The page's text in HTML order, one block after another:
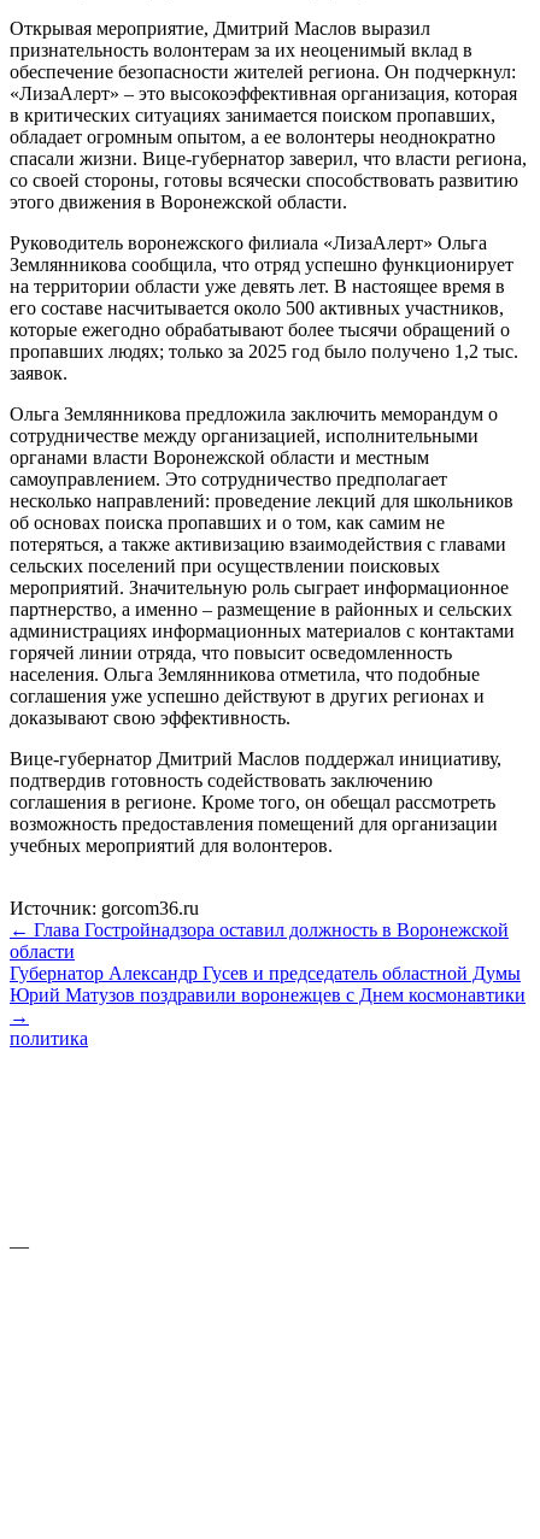
Открывая мероприятие, Дмитрий Маслов выразил
признательность волонтерам за их неоценимый вклад в
обеспечение безопасности жителей региона. Он подчеркнул:
«ЛизаАлерт» – это высокоэффективная организация, которая
в критических ситуациях занимается поиском пропавших,
обладает огромным опытом, а ее волонтеры неоднократно
спасали жизни. Вице-губернатор заверил, что власти региона,
со своей стороны, готовы всячески способствовать развитию
этого движения в Воронежской области.
Руководитель воронежского филиала «ЛизаАлерт» Ольга
Землянникова сообщила, что отряд успешно функционирует
на территории области уже девять лет. В настоящее время в
его составе насчитывается около 500 активных участников,
которые ежегодно обрабатывают более тысячи обращений о
пропавших людях; только за 2025 год было получено 1,2 тыс.
заявок.
Ольга Землянникова предложила заключить меморандум о
сотрудничестве между организацией, исполнительными
органами власти Воронежской области и местным
самоуправлением. Это сотрудничество предполагает
несколько направлений: проведение лекций для школьников
об основах поиска пропавших и о том, как самим не
потеряться, а также активизацию взаимодействия с главами
сельских поселений при осуществлении поисковых
мероприятий. Значительную роль сыграет информационное
партнерство, а именно – размещение в районных и сельских
администрациях информационных материалов с контактами
горячей линии отряда, что повысит осведомленность
населения. Ольга Землянникова отметила, что подобные
соглашения уже успешно действуют в других регионах и
доказывают свою эффективность.
Вице-губернатор Дмитрий Маслов поддержал инициативу,
подтвердив готовность содействовать заключению
соглашения в регионе. Кроме того, он обещал рассмотреть
возможность предоставления помещений для организации
учебных мероприятий для волонтеров.
Источник: gorcom36.ru
← Глава Гостройнадзора оставил должность в Воронежской
области
Губернатор Александр Гусев и председатель областной Думы
Юрий Матузов поздравили воронежцев с Днем космонавтики
→
политика
—